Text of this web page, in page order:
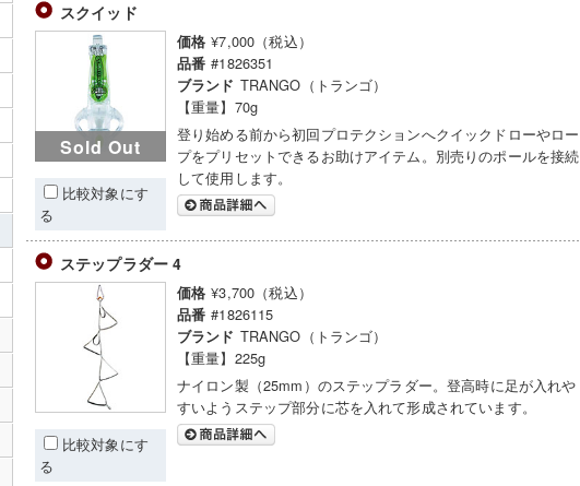
スクイッド
Sold Out
比較対象にす
る
価格 ¥7,000（税込）
品番 #1826351
ブランド TRANGO（トランゴ）
【重量】70g
登り始める前から初回プロテクションへクイックドローやロー
プをプリセットできるお助けアイテム。別売りのポールを接続
して使用します。
ステップラダー 4
比較対象にす
る
価格 ¥3,700（税込）
品番 #1826115
ブランド TRANGO（トランゴ）
【重量】225g
ナイロン製（25mm）のステップラダー。登高時に足が入れや
すいようステップ部分に芯を入れて形成されています。